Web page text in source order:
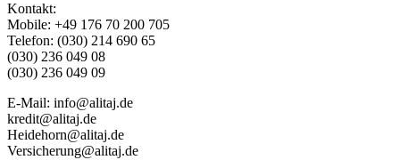
Kontakt:
Mobile: +49 176 70 200 705
Telefon: (030) 214 690 65
(030) 236 049 08
(030) 236 049 09
E-Mail: info@alitaj.de
kredit@alitaj.de
Heidehorn@alitaj.de
Versicherung@alitaj.de